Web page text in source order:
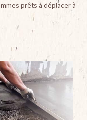
prêts à déplacer à